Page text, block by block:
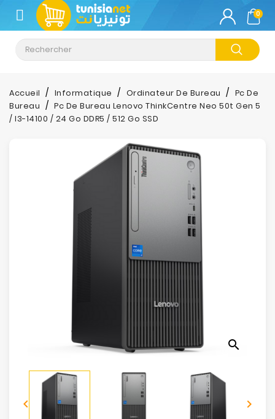
CATÉGORIE
Climatisation
Informatique
Téléphonie
Electroménager
Sécurité
Mobilités
0
Accueil Informatique Ordinateur De Bureau
Pc De
Bureau
Pc De Bureau Lenovo ThinkCentre Neo 50t Gen 5
/ I3-14100 / 24 Go DDR5 / 512 Go SSD
search
 